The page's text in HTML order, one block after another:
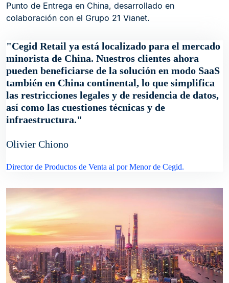
Punto de Entrega en China, desarrollado en
colaboración con el Grupo 21 Vianet.
Cegid Retail ya está localizado para el mercado
minorista de China. Nuestros clientes ahora
pueden beneficiarse de la solución en modo SaaS
también en China continental, lo que simplifica
las restricciones legales y de residencia de datos,
así como las cuestiones técnicas y de
infraestructura.
Olivier Chiono
Director de Productos de Venta al por Menor de Cegid.